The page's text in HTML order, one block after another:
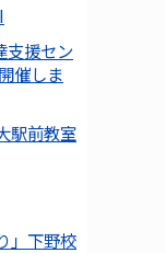
支援セン
催しま
駅前教室
」下野校